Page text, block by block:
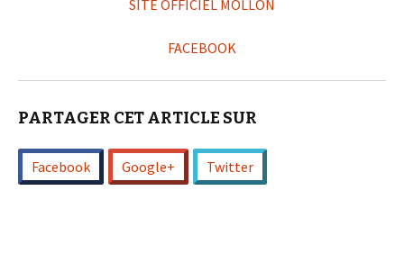
SITE OFFICIEL MOLLON
FACEBOOK
PARTAGER CET ARTICLE SUR
Facebook Google+ Twitter